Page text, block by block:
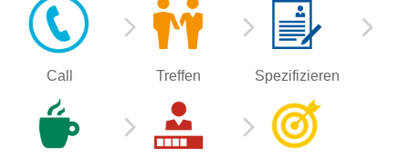
Call Treffen Spezifizieren